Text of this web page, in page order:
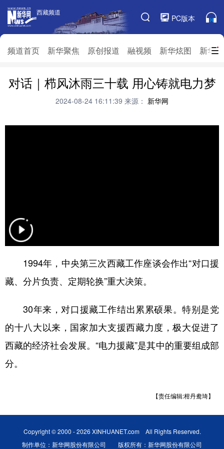
西藏频道
PC版本
频道首页 新华聚焦 原创报道 融视频 新华炫图 新华
西藏频道
频道栏目
频道首页 新华聚焦 原创报道
融视频
新华访谈 新华云直播
对话｜栉风沐雨三十载 用心铸就电力梦
2024-08-24 16:11:39 来源： 新华网
1994年，中央第三次西藏工作座谈会作出“对口援
藏、分片负责、定期轮换”重大决策。
30年来，对口援藏工作结出累累硕果。特别是党
的十八大以来，国家加大支援西藏力度，极大促进了
西藏的经济社会发展。“电力援藏”是其中的重要组成部
分。
【责任编辑:柑丹鸯琦】
Copyright © 2000 - 2026 XINHUANET.com All Rights Reserved.
制作单位：新华网股份有限公司 版权所有：新华网股份有限公司